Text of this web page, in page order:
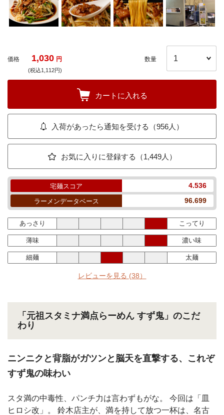
価格 1,030 円
(税込1,112円)
数量
カートに入れる
入荷があったら通知を受ける（956人）
お気に入りに登録する（1,449人）
宅麺スコア 4.536
ラーメンデータベース 96.699
あっさり こってり
薄味 濃い味
細麺 太麺
レビューを見る (38）
「元祖スタミナ満点らーめん すず鬼」のこだ
わり
ニンニクと背脂がガツンと脳天を直撃する、これぞ
すず鬼の味わい
スタ満の中毒性、パンチ力は言わずもがな。 今回は「皿
ヒロシ改」。 鈴木店主が、満を持して放つ一杯は、名古